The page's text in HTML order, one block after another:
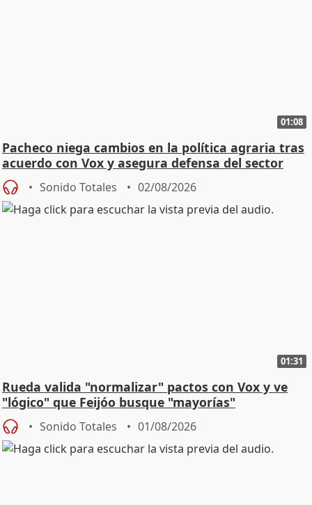
01:08
Pacheco niega cambios en la política agraria tras
acuerdo con Vox y asegura defensa del sector
Sonido Totales 02/08/2026
01:31
Rueda valida "normalizar" pactos con Vox y ve
"lógico" que Feijóo busque "mayorías"
Sonido Totales 01/08/2026